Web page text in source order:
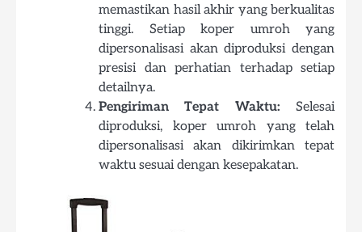
memastikan hasil akhir yang berkualitas
tinggi. Setiap koper umroh yang
dipersonalisasi akan diproduksi dengan
presisi dan perhatian terhadap setiap
detailnya.
Pengiriman Tepat Waktu: Selesai
diproduksi, koper umroh yang telah
dipersonalisasi akan dikirimkan tepat
waktu sesuai dengan kesepakatan.